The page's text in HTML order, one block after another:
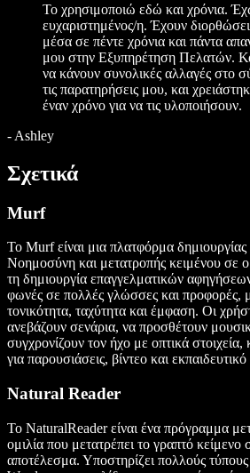
Το χρησιμοποιώ εδώ και χρόνια.
ευχαριστημένος/η. Έχουν
μέσα σε πέντε χρόνια και πάντα
μου στην Εξυπηρέτηση Πελατών.
να κάνουν συνολικές αλλαγές στο
τις παρατηρήσεις μου, και
έναν χρόνο για να τις υλοποιήσουν.
- Ashley
Σχετικά
Murf
Το Murf είναι μια πλατφόρμα
Νοημοσύνη και μετατροπής κειμένου σε
τη δημιουργία επαγγελματικών
φωνές σε πολλές γλώσσες και προφορές,
τονικότητα, ταχύτητα και έμφαση. Οι
ανεβάζουν σενάρια, να προσθέτουν
συγχρονίζουν τον ήχο με οπτικά στοιχεία,
για παρουσιάσεις, βίντεο και
Natural Reader
Το NaturalReader είναι ένα πρόγραμμα
ομιλία που μετατρέπει το γραπτό
αποτέλεσμα. Υποστηρίζει πολλούς